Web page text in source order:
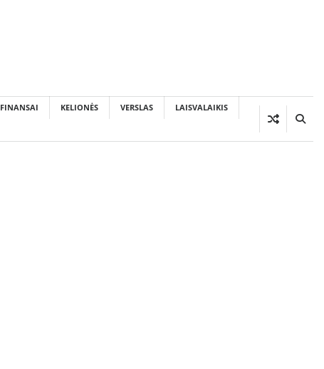
FINANSAI KELIONĖS VERSLAS LAISVALAIKIS